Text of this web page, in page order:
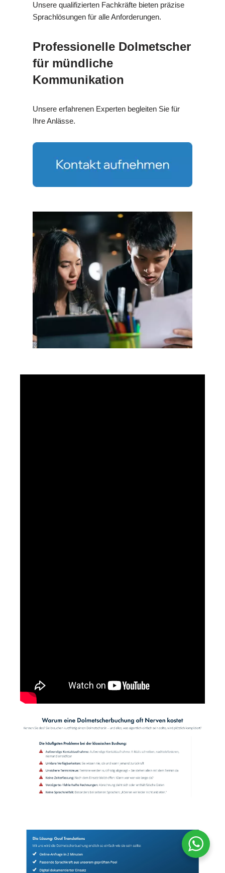
Unsere qualifizierten Fachkräfte bieten präzise
Sprachlösungen für alle Anforderungen.
Professionelle Dolmetscher
für mündliche
Kommunikation
Unsere erfahrenen Experten begleiten Sie für
Ihre Anlässe.